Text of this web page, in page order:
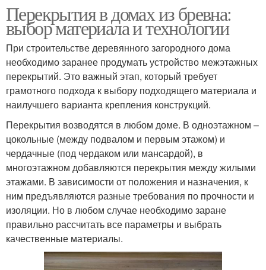
Перекрытия в домах из бревна:
выбор материала и технологии
При строительстве деревянного загородного дома
необходимо заранее продумать устройство межэтажных
перекрытий. Это важный этап, который требует
грамотного подхода к выбору подходящего материала и
наилучшего варианта крепления конструкций.
Перекрытия возводятся в любом доме. В одноэтажном –
цокольные (между подвалом и первым этажом) и
чердачные (под чердаком или мансардой), в
многоэтажном добавляются перекрытия между жилыми
этажами. В зависимости от положения и назначения, к
ним предъявляются разные требования по прочности и
изоляции. Но в любом случае необходимо заране
правильно рассчитать все параметры и выбрать
качественные материалы.